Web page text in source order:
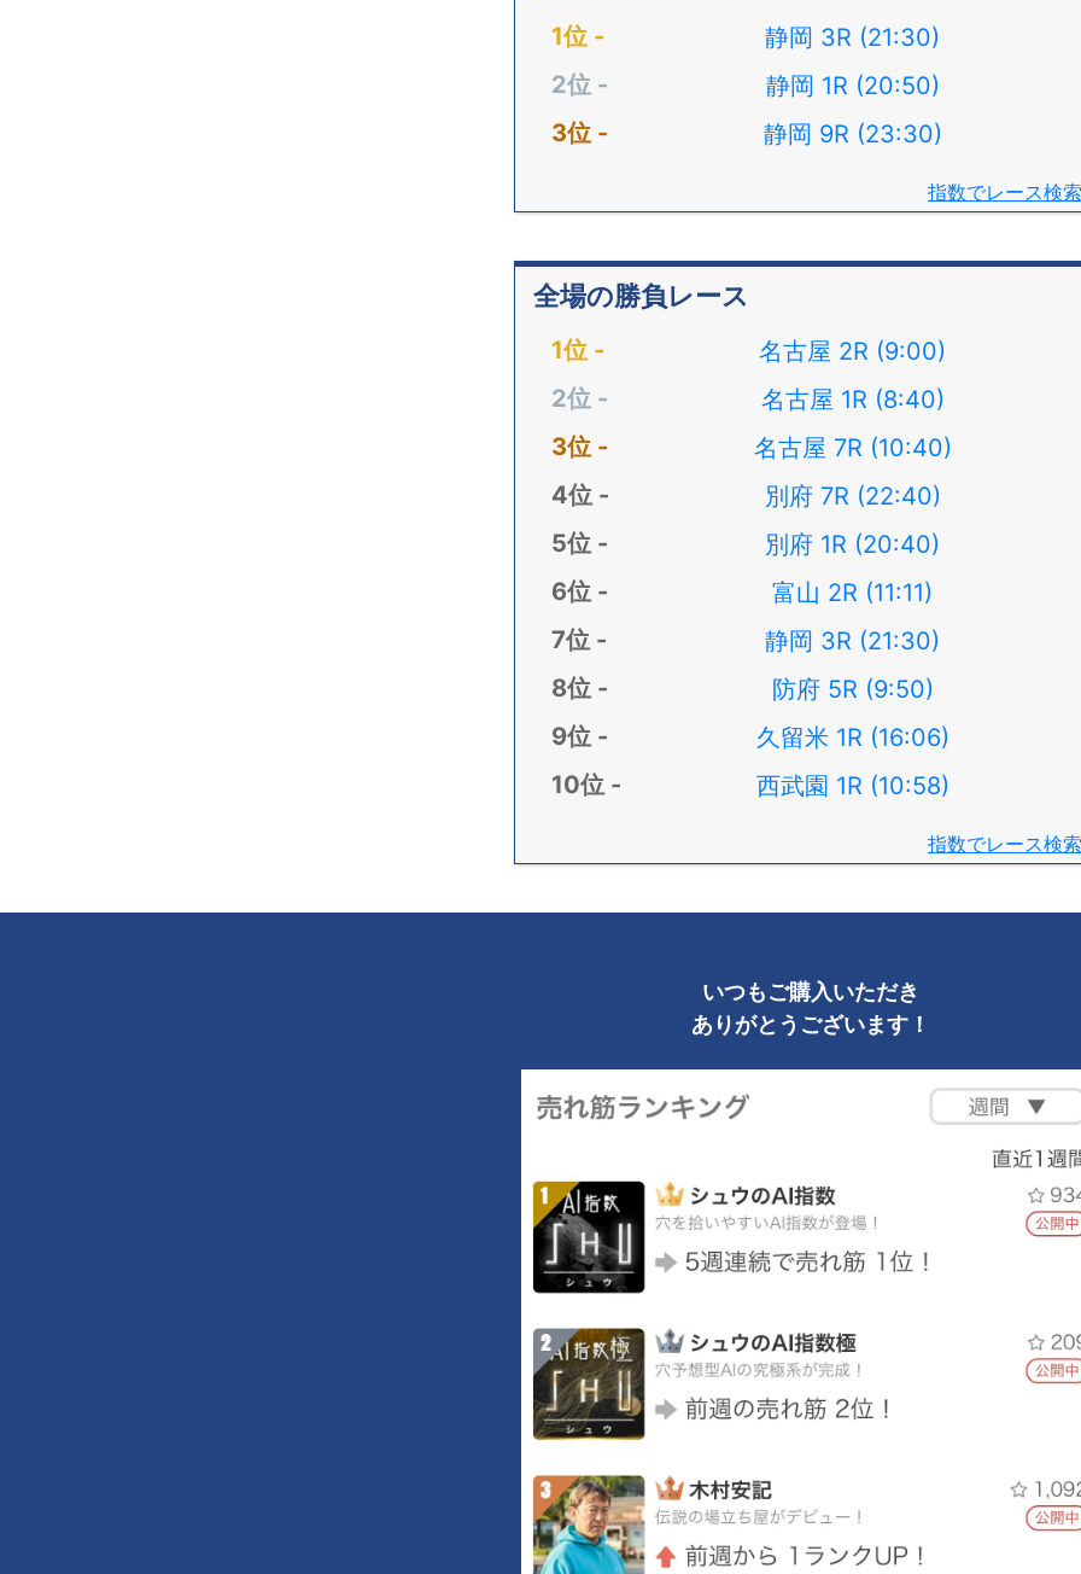
静岡 3R (21:30)
静岡 1R (20:50)
静岡 9R (23:30)
指数でレース検索
全場の勝負レース
名古屋 2R (9:00)
名古屋 1R (8:40)
名古屋 7R (10:40)
別府 7R (22:40)
別府 1R (20:40)
富山 2R (11:11)
静岡 3R (21:30)
防府 5R (9:50)
久留米 1R (16:06)
西武園 1R (10:58)
指数でレース検索
いつもご購入いただき
ありがとうございます！